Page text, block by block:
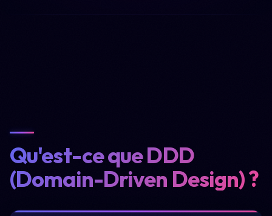
Qu'est-ce que DDD
(Domain-Driven Design) ?